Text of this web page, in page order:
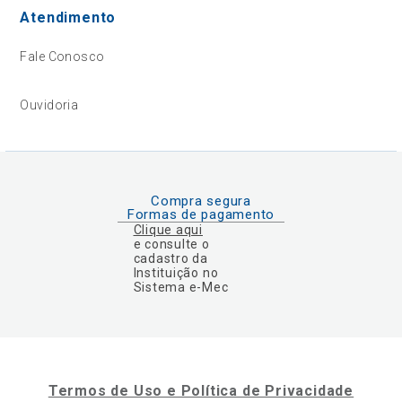
Atendimento
Fale Conosco
Ouvidoria
Compra segura
Formas de pagamento
Clique aqui
e consulte o
cadastro da
Instituição no
Sistema e-Mec
Termos de Uso e Política de Privacidade